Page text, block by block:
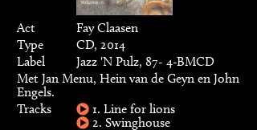
Act
Fay Claasen
Type
CD, 2014
Label
Jazz 'N Pulz, 87- 4-BMCD
Met Jan Menu, Hein van de Geyn en John
Engels.
Tracks
1. Line for lions
2. Swinghouse